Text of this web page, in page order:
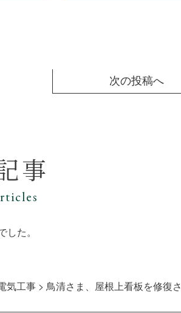
次の投稿へ
事
た。
気工事 > 鳥清さま、屋根上看板を修復